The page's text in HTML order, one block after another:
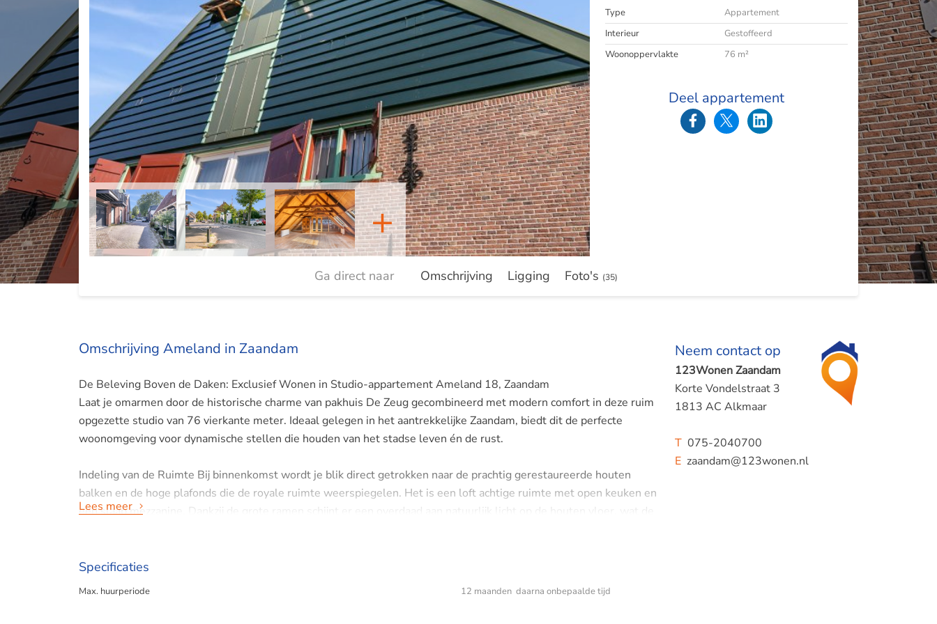
+
Type
Appartement
Interieur
Gestoffeerd
Woonoppervlakte
76 m²
Deel appartement
Ga direct naar Omschrijving Ligging Foto's (35)
Omschrijving Ameland in Zaandam
De Beleving Boven de Daken: Exclusief Wonen in Studio-appartement Ameland 18, Zaandam
Laat je omarmen door de historische charme van pakhuis De Zeug gecombineerd met modern comfort in deze ruim
opgezette studio van 76 vierkante meter. Ideaal gelegen in het aantrekkelijke Zaandam, biedt dit de perfecte
woonomgeving voor dynamische stellen die houden van het stadse leven én de rust.
Indeling van de Ruimte Bij binnenkomst wordt je blik direct getrokken naar de prachtig gerestaureerde houten
balken en de hoge plafonds die de royale ruimte weerspiegelen. Het is een loft achtige ruimte met open keuken en
een slaap mezzanine. Dankzij de grote ramen schijnt er een overdaad aan natuurlijk licht op de houten vloer, wat de
Omgeving: de Charmes van Schilders en Waddenbuurt
Lees meer
Neem contact op
123Wonen Zaandam
Korte Vondelstraat 3
1813 AC Alkmaar
T075-2040700
Ezaandam@123wonen.nl
Specificaties
Max. huurperiode 12 maanden daarna onbepaalde tijd